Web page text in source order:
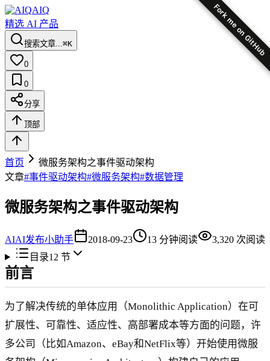
Fork me on GitHub
AIQ
精选 AI 产品
搜索文章...⌘K
0
0
分享
顶部
首页
微服务架构之事件驱动架构
文章#事件驱动架构#微服务架构#数据管理
微服务架构之事件驱动架构
AIAI发布小助手 2018-09-23 13 分钟阅读 3,320 次阅读
目录12 节
前言
为了解决传统的单体应用（Monolithic Application）在可
扩展性、可靠性、适应性、高部署成本等方面的问题，许
多公司（比如Amazon、eBay和NetFlix等）开始使用微服